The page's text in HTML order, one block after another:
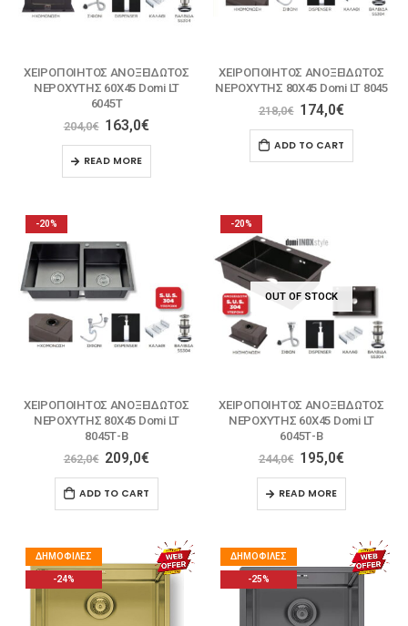
ΧΕΙΡΟΠΟΙΗΤΟΣ ΑΝΟΞΕΙΔΩΤΟΣ
ΝΕΡΟΧΥΤΗΣ 60X45 Domi LT
6045Τ
204,0€ 163,0€
READ MORE
ΧΕΙΡΟΠΟΙΗΤΟΣ ΑΝΟΞΕΙΔΩΤΟΣ
ΝΕΡΟΧΥΤΗΣ 80X45 Domi LT 8045
218,0€ 174,0€
ADD TO CART
-20%
ΧΕΙΡΟΠΟΙΗΤΟΣ ΑΝΟΞΕΙΔΩΤΟΣ
ΝΕΡΟΧΥΤΗΣ 80X45 Domi LT
8045Τ-Β
262,0€ 209,0€
ADD TO CART
-20%
OUT OF STOCK
ΧΕΙΡΟΠΟΙΗΤΟΣ ΑΝΟΞΕΙΔΩΤΟΣ
ΝΕΡΟΧΥΤΗΣ 60X45 Domi LT
6045Τ-Β
244,0€ 195,0€
READ MORE
ΔΗΜΟΦΙΛΈΣ
-24%
ΔΗΜΟΦΙΛΈΣ
-25%